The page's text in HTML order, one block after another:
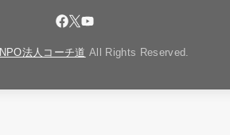
NPO法人コーチ道 All Rights Reserved.